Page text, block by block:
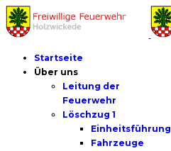
Startseite
Über uns
Leitung der
Feuerwehr
Löschzug 1
Einheitsführung
Fahrzeuge